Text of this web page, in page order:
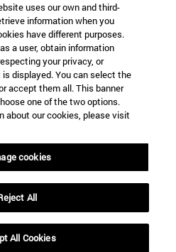
uses our own and third-
information when you
have different purposes.
a user, obtain information
your privacy, or
displayed. You can select the
accept them all. This banner
one of the two options.
about our cookies, please visit
cookies
All
All Cookies